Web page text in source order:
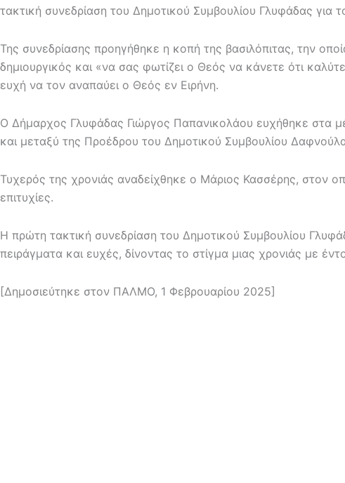
τακτική συνεδρίαση του Δημοτικού Συμβουλίου Γλυφάδας για
Της συνεδρίασης προηγήθηκε η κοπή της βασιλόπιτας, την
δημιουργικός και «να σας φωτίζει ο Θεός να κάνετε ότι
ευχή να τον αναπαύει ο Θεός εν Ειρήνη.
Ο Δήμαρχος Γλυφάδας Γιώργος Παπανικολάου ευχήθηκε στα
και μεταξύ της Προέδρου του Δημοτικού Συμβουλίου
Τυχερός της χρονιάς αναδείχθηκε ο Μάριος Κασσέρης, στον
επιτυχίες.
Η πρώτη τακτική συνεδρίαση του Δημοτικού Συμβουλίου
πειράγματα και ευχές, δίνοντας το στίγμα μιας χρονιάς με
[Δημοσιεύτηκε στον ΠΑΛΜΟ, 1 Φεβρουαρίου 2025]